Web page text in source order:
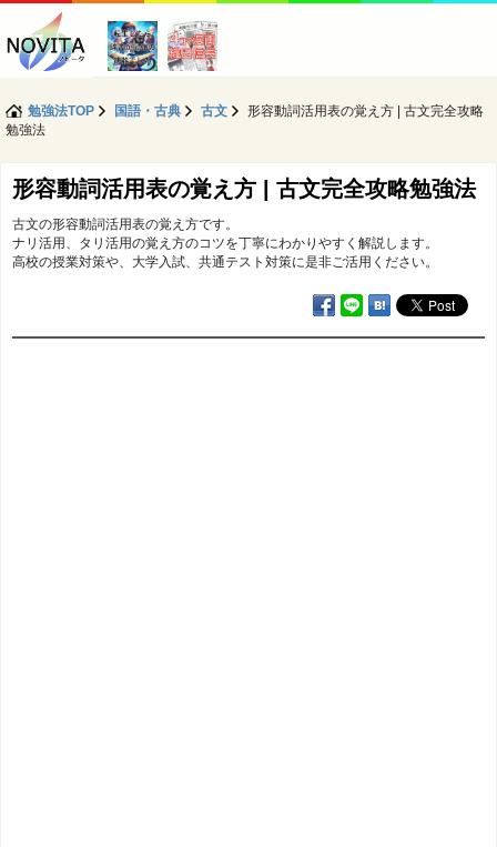
勉強法TOP 国語・古典 古文
形容動詞活用表の覚え方 | 古文完全攻略
勉強法
形容動詞活用表の覚え方 | 古文完全攻略勉強法
古文の形容動詞活用表の覚え方です。
ナリ活用、タリ活用の覚え方のコツを丁寧にわかりやすく解説します。
高校の授業対策や、大学入試、共通テスト対策に是非ご活用ください。